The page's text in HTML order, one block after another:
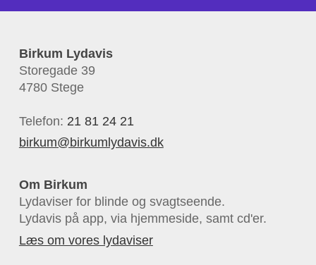
Birkum Lydavis
Storegade 39
4780 Stege
Telefon: 21 81 24 21
birkum@birkumlydavis.dk
Om Birkum
Lydaviser for blinde og svagtseende.
Lydavis på app, via hjemmeside, samt cd'er.
Læs om vores lydaviser